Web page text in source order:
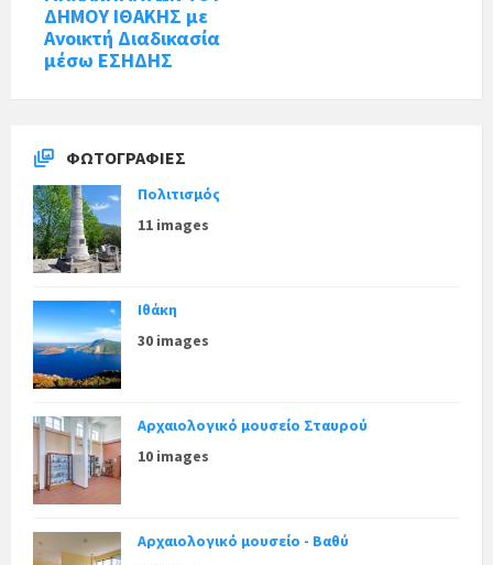
ΔΗΜΟΥ ΙΘΑΚΗΣ με
Ανοικτή Διαδικασία
μέσω ΕΣΗΔΗΣ
ΦΩΤΟΓΡΑΦΊΕΣ
Πολιτισμός
11 images
Ιθάκη
30 images
Αρχαιολογικό μουσείο Σταυρού
10 images
Αρχαιολογικό μουσείο - Βαθύ